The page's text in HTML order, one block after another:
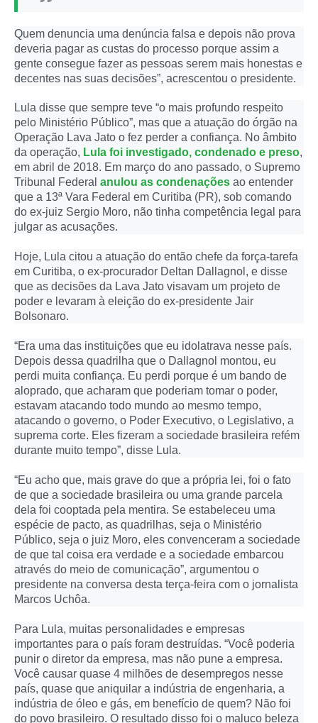
Quem denuncia uma denúncia falsa e depois não prova
deveria pagar as custas do processo porque assim a
gente consegue fazer as pessoas serem mais honestas e
decentes nas suas decisões”, acrescentou o presidente.
Lula disse que sempre teve “o mais profundo respeito
pelo Ministério Público”, mas que a atuação do órgão na
Operação Lava Jato o fez perder a confiança. No âmbito
da operação, Lula foi investigado, condenado e preso,
em abril de 2018. Em março do ano passado, o Supremo
Tribunal Federal anulou as condenações ao entender
que a 13ª Vara Federal em Curitiba (PR), sob comando
do ex-juiz Sergio Moro, não tinha competência legal para
julgar as acusações.
Hoje, Lula citou a atuação do então chefe da força-tarefa
em Curitiba, o ex-procurador Deltan Dallagnol, e disse
que as decisões da Lava Jato visavam um projeto de
poder e levaram à eleição do ex-presidente Jair
Bolsonaro.
“Era uma das instituições que eu idolatrava nesse país.
Depois dessa quadrilha que o Dallagnol montou, eu
perdi muita confiança. Eu perdi porque é um bando de
aloprado, que acharam que poderiam tomar o poder,
estavam atacando todo mundo ao mesmo tempo,
atacando o governo, o Poder Executivo, o Legislativo, a
suprema corte. Eles fizeram a sociedade brasileira refém
durante muito tempo”, disse Lula.
“Eu acho que, mais grave do que a própria lei, foi o fato
de que a sociedade brasileira ou uma grande parcela
dela foi cooptada pela mentira. Se estabeleceu uma
espécie de pacto, as quadrilhas, seja o Ministério
Público, seja o juiz Moro, eles convenceram a sociedade
de que tal coisa era verdade e a sociedade embarcou
através do meio de comunicação”, argumentou o
presidente na conversa desta terça-feira com o jornalista
Marcos Uchôa.
Para Lula, muitas personalidades e empresas
importantes para o país foram destruídas. “Você poderia
punir o diretor da empresa, mas não pune a empresa.
Você causar quase 4 milhões de desempregos nesse
país, quase que aniquilar a indústria de engenharia, a
indústria de óleo e gás, em benefício de quem? Não foi
do povo brasileiro. O resultado disso foi o maluco beleza